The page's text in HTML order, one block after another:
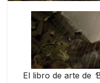
El libro de arte de ‪ ‘